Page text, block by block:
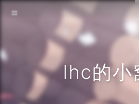
Ihc的小
主页